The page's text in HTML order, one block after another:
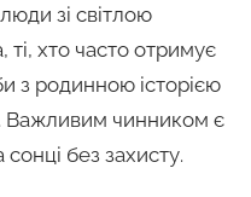
зі світлою
хто часто отримує
з родинною історією
Важливим чинником є
без захисту.